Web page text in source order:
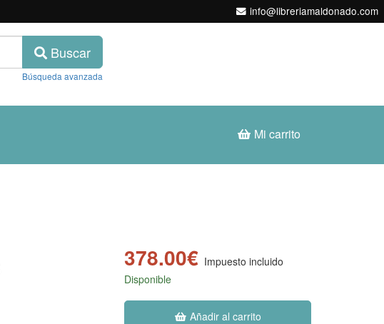
info@libreriamaldonado.com
Buscar
Búsqueda avanzada
Mi carrito
378.00€ Impuesto incluido
Disponible
Añadir al carrito